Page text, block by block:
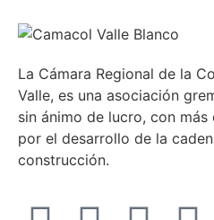
La Cámara Regional de la
Valle, es una asociación
sin ánimo de lucro, con
por el desarrollo de la
construcción.